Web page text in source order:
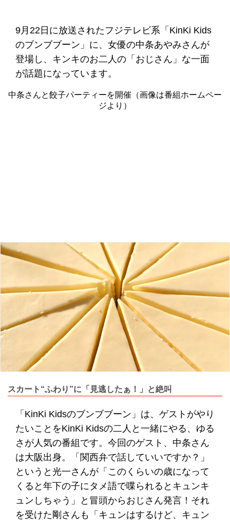
9月22日に放送されたフジテレビ系「KinKi Kids
のブンブブーン」に、女優の中条あやみさんが
登場し、キンキのお二人の「おじさん」な一面
が話題になっています。
中条さんと餃子パーティーを開催（画像は番組ホームペー
ジより）
スカート“ふわり”に「見逃したぁ！」と絶叫
「KinKi Kidsのブンブブーン」は、ゲストがやり
たいことをKinKi Kidsの二人と一緒にやる、ゆる
さが人気の番組です。今回のゲスト、中条さん
は大阪出身。「関西弁で話していいですか？」
というと光一さんが「このくらいの歳になって
くると年下の子にタメ語で喋られるとキュンキ
ュンしちゃう」と冒頭からおじさん発言！それ
を受けた剛さんも「キュンはするけど、キュン